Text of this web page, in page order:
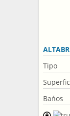
Tipo
Bańos